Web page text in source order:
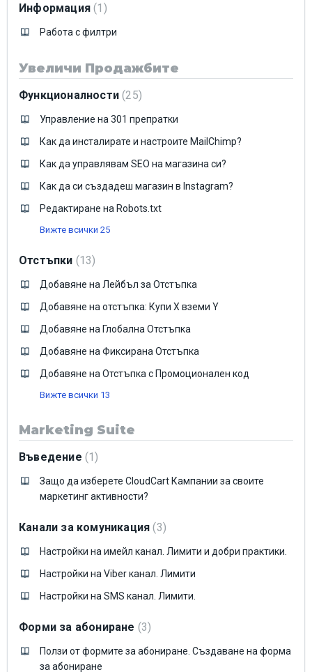
Информация 1
Работа с филтри
Увеличи Продажбите
Функционалности 25
Управление на 301 препратки
Как да инсталирате и настроите MailChimp?
Как да управлявам SEO на магазина си?
Как да си създадеш магазин в Instagram?
Редактиране на Robots.txt
Вижте всички 25
Отстъпки 13
Добавяне на Лейбъл за Отстъпка
Добавяне на отстъпка: Купи Х вземи Y
Добавяне на Глобална Отстъпка
Добавяне на Фиксирана Отстъпка
Добавяне на Отстъпка с Промоционален код
Вижте всички 13
Marketing Suite
Въведение 1
Защо да изберете CloudCart Кампании за своите
маркетинг активности?
Канали за комуникация 3
Настройки на имейл канал. Лимити и добри практики.
Настройки на Viber канал. Лимити
Настройки на SMS канал. Лимити.
Форми за абониране 3
Ползи от формите за абониране. Създаване на форма
за абониране